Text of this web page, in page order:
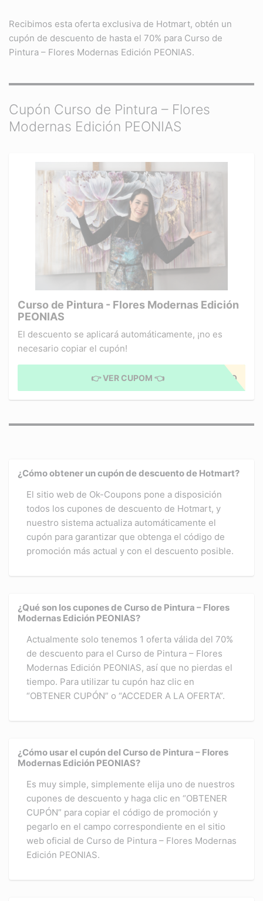
Recibimos esta oferta exclusiva de Hotmart, obtén un
cupón de descuento de hasta el 70% para Curso de
Pintura – Flores Modernas Edición PEONIAS.
Cupón Curso de Pintura – Flores
Modernas Edición PEONIAS
Curso de Pintura - Flores Modernas Edición
PEONIAS
El descuento se aplicará automáticamente, ¡no es
necesario copiar el cupón!
CUPÓN APLICADO
👉 VER CUPOM 👈
¿Cómo obtener un cupón de descuento de Hotmart?
El sitio web de Ok-Coupons pone a disposición
todos los cupones de descuento de Hotmart, y
nuestro sistema actualiza automáticamente el
cupón para garantizar que obtenga el código de
promoción más actual y con el descuento posible.
¿Qué son los cupones de Curso de Pintura – Flores
Modernas Edición PEONIAS?
Actualmente solo tenemos 1 oferta válida del 70%
de descuento para el Curso de Pintura – Flores
Modernas Edición PEONIAS, así que no pierdas el
tiempo. Para utilizar tu cupón haz clic en
“OBTENER CUPÓN” o “ACCEDER A LA OFERTA”.
¿Cómo usar el cupón del Curso de Pintura – Flores
Modernas Edición PEONIAS?
Es muy simple, simplemente elija uno de nuestros
cupones de descuento y haga clic en “OBTENER
CUPÓN” para copiar el código de promoción y
pegarlo en el campo correspondiente en el sitio
web oficial de Curso de Pintura – Flores Modernas
Edición PEONIAS.